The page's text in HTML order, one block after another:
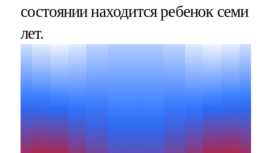
состоянии находится ребенок семи
лет.